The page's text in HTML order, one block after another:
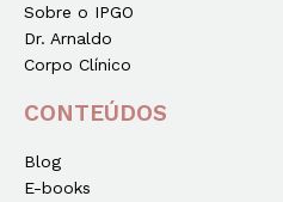
Sobre o IPGO
Dr. Arnaldo
Corpo Clínico
CONTEÚDOS
Blog
E-books